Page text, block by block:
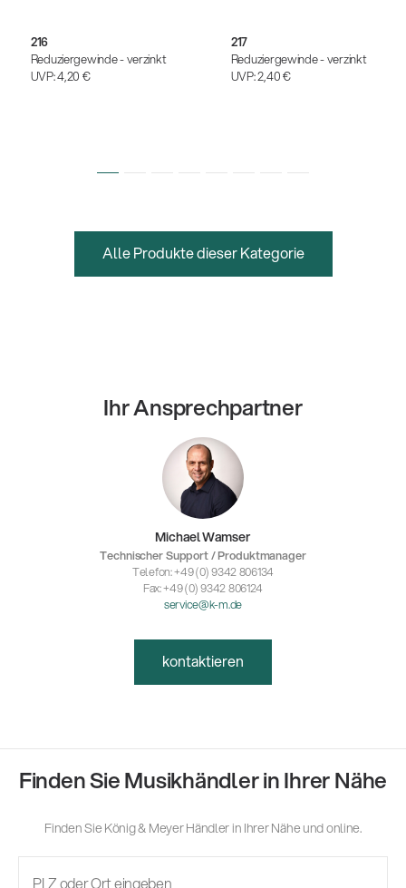
216
Reduziergewinde - verzinkt
UVP:4,20 €
217
Reduziergewinde - verzinkt
UVP:2,40 €
Alle Produkte dieser Kategorie
Ihr Ansprechpartner
Michael Wamser
Technischer Support / Produktmanager
Telefon: +49 (0) 9342 806134
Fax: +49 (0) 9342 806124
service@k-m.de
kontaktieren
Finden Sie Musikhändler in Ihrer Nähe
Finden Sie König & Meyer Händler in Ihrer Nähe und online.